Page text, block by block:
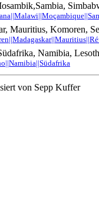
Mauritius, Komoren,
Namibia,
von Sepp Kuffer